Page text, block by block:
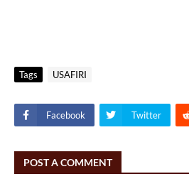
Tags USAFIRI
Facebook Twitter
POST A COMMENT